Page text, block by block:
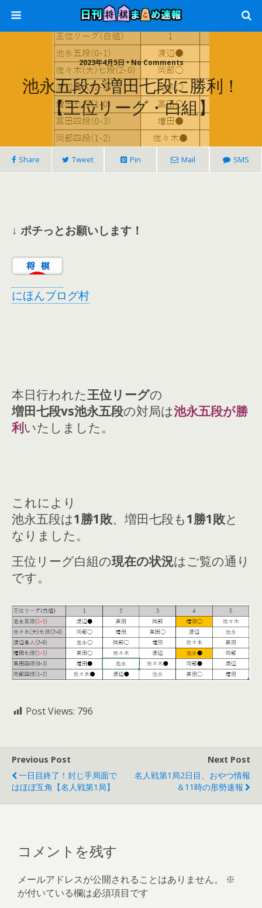
2023年4月5日 • No Comments
池永五段が増田七段に勝利！
【王位リーグ・白組】
Share Tweet Pin Mail SMS
↓ ポチっとお願いします！
にほんブログ村
本日行われた王位リーグの
増田七段vs池永五段の対局は池永五段が勝
利いたしました。
これにより
池永五段は1勝1敗、増田七段も1勝1敗と
なりました。
王位リーグ白組の現在の状況はご覧の通り
です。
Post Views: 796
Previous Post
一日目終了！封じ手局面で
はほぼ互角【名人戦第1局】
Next Post
名人戦第1局2日目、おやつ情報
＆11時の形勢速報
コメントを残す
メールアドレスが公開されることはありません。
※
が付いている欄は必須項目です